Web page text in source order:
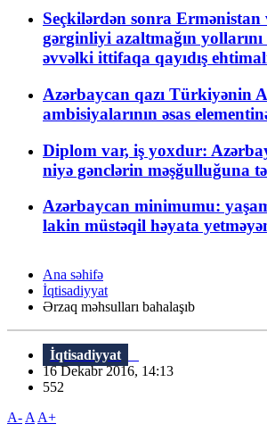
Seçkilərdən sonra Ermənistan
gərginliyi azaltmağın
əvvəlki ittifaqa qayıdış
Azərbaycan qazı Türkiyənin
ambisiyalarının əsas
Diplom var, iş yoxdur:
niyə gənclərin məşğulluğuna
Azərbaycan minimumu:
lakin müstəqil həyata
Ana səhifə
İqtisadiyyat
Ərzaq məhsulları bahalaşıb
İqtisadiyyat
16 Dekabr 2016, 14:13
552
A- A A+